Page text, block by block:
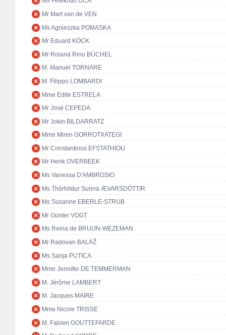
Mr Mart van de VEN
Ms Agnieszka POMASKA
Mr Eduard KÖCK
Mr Roland Rino BÜCHEL
M. Manuel TORNARE
M. Filippo LOMBARDI
Mme Edite ESTRELA
Mr José CEPEDA
Mr Jokin BILDARRATZ
Mme Miren GORROTXATEGI
Mr Constantinos EFSTATHIOU
Mr Henk OVERBEEK
Ms Vanessa D'AMBROSIO
Ms Thórhildur Sunna ÆVARSDÓTTIR
Ms Susanne EBERLE-STRUB
Mr Günter VOGT
Ms Reina de BRUIJN-WEZEMAN
Mr Radovan BALÁŽ
Ms Sanja PUTICA
Mme Jennifer DE TEMMERMAN
M. Jérôme LAMBERT
M. Jacques MAIRE
Mme Nicole TRISSE
M. Fabien GOUTTEFARDE